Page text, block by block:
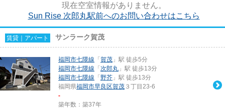
現在空室情報がありません。
Sun Rise 次郎丸駅前へのお問い合わせはこちら
賃貸｜アパート サンラーク賀茂
福岡市七隈線 「 賀茂 」駅 徒歩5分
福岡市七隈線 「 次郎丸 」駅 徒歩13分
福岡市七隈線 「 野芥 」駅 徒歩13分
福岡県福岡市早良区賀茂 ３丁目23-6
-
築年数：築37年